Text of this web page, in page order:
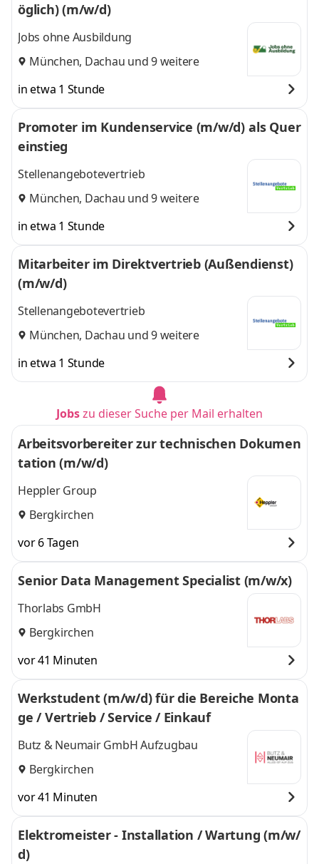
öglich) (m/w/d)
Jobs ohne Ausbildung
München, Dachau und 9 weitere
in etwa 1 Stunde
Promoter im Kundenservice (m/w/d) als Quer
einstieg
Stellenangebotevertrieb
München, Dachau und 9 weitere
in etwa 1 Stunde
Mitarbeiter im Direktvertrieb (Außendienst)
(m/w/d)
Stellenangebotevertrieb
München, Dachau und 9 weitere
in etwa 1 Stunde
Jobszu dieser Suche per Mail erhalten
Arbeitsvorbereiter zur technischen Dokumen
tation (m/w/d)
Heppler Group
Bergkirchen
vor 6 Tagen
Senior Data Management Specialist (m/w/x)
Thorlabs GmbH
Bergkirchen
vor 41 Minuten
Werkstudent (m/w/d) für die Bereiche Monta
ge / Vertrieb / Service / Einkauf
Butz & Neumair GmbH Aufzugbau
Bergkirchen
vor 41 Minuten
Elektromeister - Installation / Wartung (m/w/
d)